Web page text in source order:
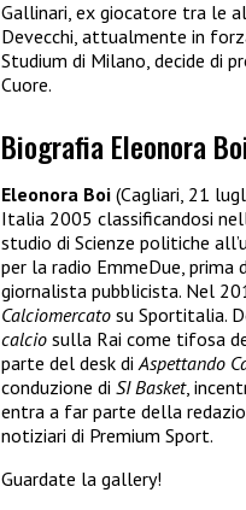
Gallinari, ex giocatore tra le
Devecchi, attualmente in
Studium di Milano, decide di
Cuore.
Biografia Eleonora
Eleonora Boi (Cagliari, 21
Italia 2005 classificandosi
studio di Scienze politiche
per la radio EmmeDue, prima
giornalista pubblicista. Nel
Calciomercato su Sportitalia.
calcio sulla Rai come tifosa
parte del desk diAspettando
conduzione di SI Basket,
entra a far parte della
notiziari di Premium Sport.
Guardate la gallery!